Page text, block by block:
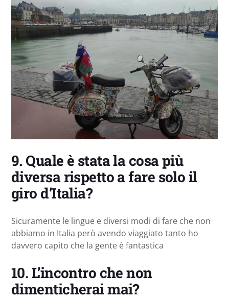
9. Quale è stata la cosa più
diversa rispetto a fare solo il
giro d’Italia?
Sicuramente le lingue e diversi modi di fare che non
abbiamo in Italia però avendo viaggiato tanto ho
davvero capito che la gente è fantastica
10. L’incontro che non
dimenticherai mai?